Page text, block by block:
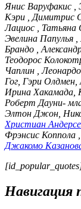
Янис Варуфакис ,
Кэри , Димитрис
Лациос , Татьяна
Эвелина Папулья
Брандо ,
Теодорос
Чаплин ,
Гог, Гэри
Ирина Хакамада,
Роберт Дауни-
Элтон Джон,
Христиан
Фрэнсис Коппола
Джакомо
Навигация